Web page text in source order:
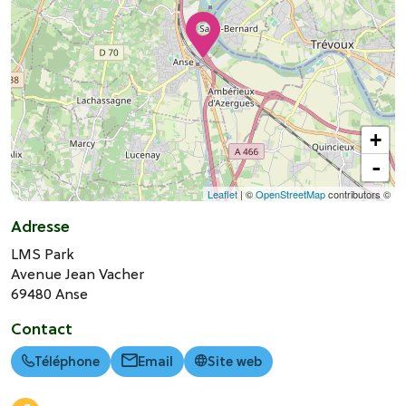
+
-
Leaflet | ©OpenStreetMapcontributors ©
Adresse
LMS Park
Avenue Jean Vacher
69480Anse
Contact
Téléphone Email Site web